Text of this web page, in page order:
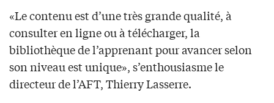
«Le contenu est d’une très grande qualité, à
consulter en ligne ou à télécharger, la
bibliothèque de l’apprenant pour avancer selon
son niveau est unique», s’enthousiasme le
directeur de l’AFT, Thierry Lasserre.